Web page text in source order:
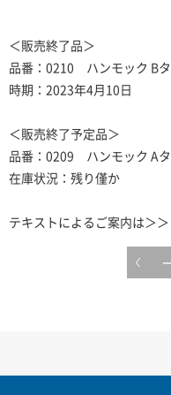
＜販売終了品＞
品番：0210 ハンモック B
時期：2023年4月10日
＜販売終了予定品＞
品番：0209 ハンモック A
在庫状況：残り僅か
テキストによるご案内は＞＞